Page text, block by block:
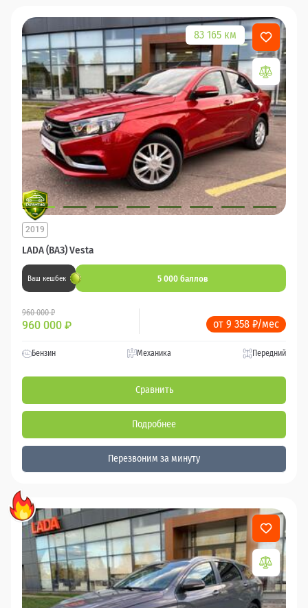
83 165 км
LADA (ВАЗ) Vesta
2019
Ваш кешбек 5 000 баллов
960 000 ₽
960 000 ₽ от 9 358 ₽/мес
Бензин Механика Передний
Сравнить
Подробнее
Перезвоним за минуту